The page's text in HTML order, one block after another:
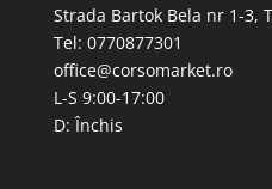
Strada Bartok Bela nr 1-3,
Tel: 0770877301
office@corsomarket.ro
L-S 9:00-17:00
D: Închis